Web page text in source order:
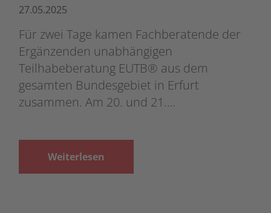
27.05.2025
Für zwei Tage kamen Fachberatende der
Ergänzenden unabhängigen
Teilhabeberatung EUTB® aus dem
gesamten Bundesgebiet in Erfurt
zusammen. Am 20. und 21.…
Weiterlesen